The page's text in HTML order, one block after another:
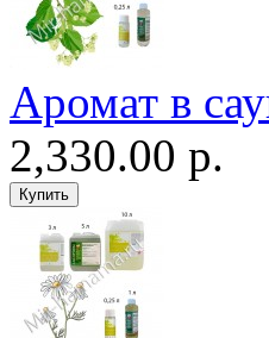
Аромат в
2,330.00 р.